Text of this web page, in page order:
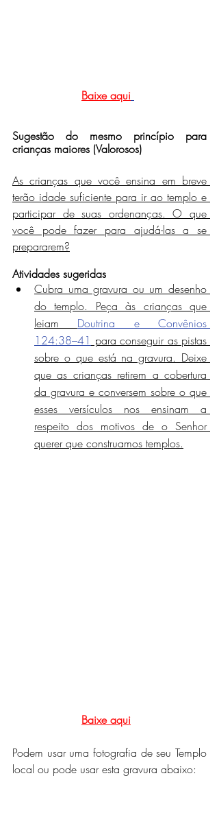
Baixe aqui
Sugestão do mesmo princípio para
crianças maiores (Valorosos)
As crianças que você ensina em breve
terão idade suficiente para ir ao templo e
participar de suas ordenanças. O que
você pode fazer para ajudá-las a se
prepararem?
Atividades sugeridas
Cubra uma gravura ou um desenho
do templo. Peça às crianças que
leiam Doutrina e Convênios
124:38–41 para conseguir as pistas
sobre o que está na gravura. Deixe
que as crianças retirem a cobertura
da gravura e conversem sobre o que
esses versículos nos ensinam a
respeito dos motivos de o Senhor
querer que construamos templos.
Baixe aqui
Podem usar uma fotografia de seu Templo
local ou pode usar esta gravura abaixo: